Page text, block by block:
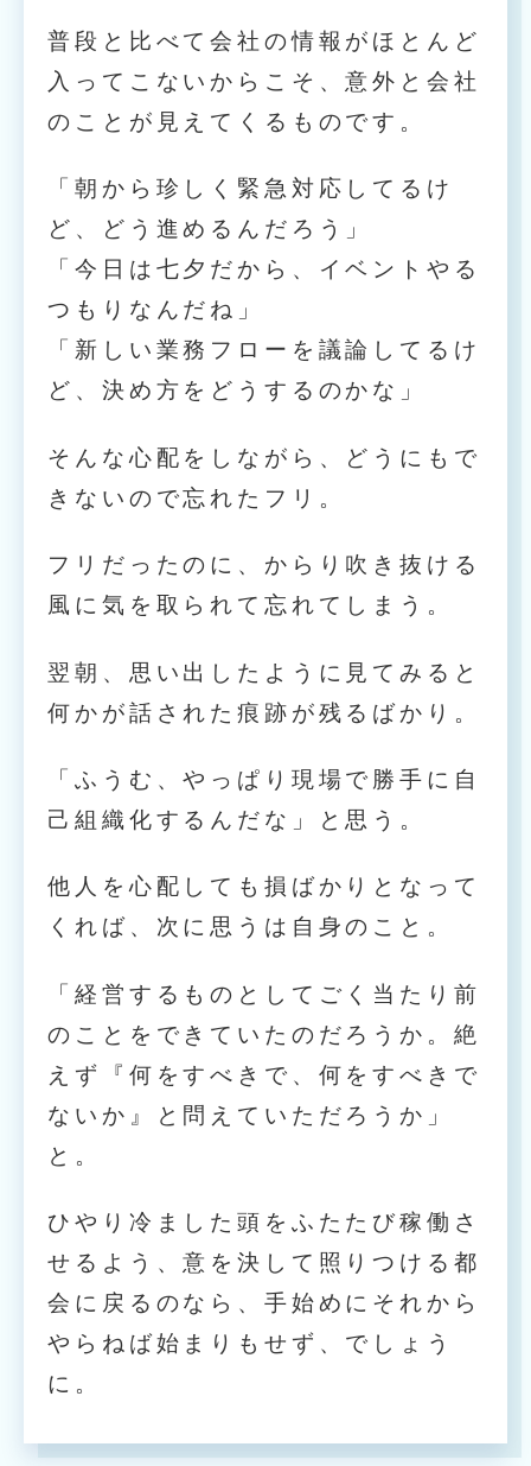
普段と比べて会社の情報がほとんど
入ってこないからこそ、意外と会社
のことが見えてくるものです。
「朝から珍しく緊急対応してるけ
ど、どう進めるんだろう」
「今日は七夕だから、イベントやる
つもりなんだね」
「新しい業務フローを議論してるけ
ど、決め方をどうするのかな」
そんな心配をしながら、どうにもで
きないので忘れたフリ。
フリだったのに、からり吹き抜ける
風に気を取られて忘れてしまう。
翌朝、思い出したように見てみると
何かが話された痕跡が残るばかり。
「ふうむ、やっぱり現場で勝手に自
己組織化するんだな」と思う。
他人を心配しても損ばかりとなって
くれば、次に思うは自身のこと。
「経営するものとしてごく当たり前
のことをできていたのだろうか。絶
えず『何をすべきで、何をすべきで
ないか』と問えていただろうか」
と。
ひやり冷ました頭をふたたび稼働さ
せるよう、意を決して照りつける都
会に戻るのなら、手始めにそれから
やらねば始まりもせず、でしょう
に。